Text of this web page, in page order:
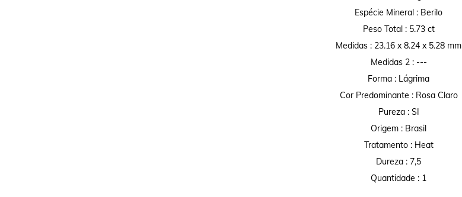
Espécie Mineral : Berilo
Peso Total : 5.73 ct
Medidas : 23.16 x 8.24 x 5.28 mm
Medidas 2 : ---
Forma : Lágrima
Cor Predominante : Rosa Claro
Pureza : SI
Origem : Brasil
Tratamento : Heat
Dureza : 7,5
Quantidade : 1